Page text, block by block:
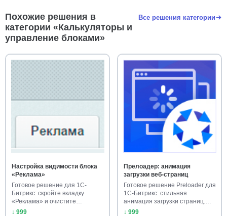
Похожие решения в
категории «Калькуляторы и
управление блоками»
Все решения категории
Настройка видимости блока
«Реклама»
Готовое решение для 1С-
Битрикс: скройте вкладку
«Реклама» и очистите
интерфейс а…
↓ 999
Прелоадер: анимация
загрузки веб-страниц
Готовое решение Preloader для
1С-Битрикс: стильная
анимация загрузки страниц.
Ус…
↓ 999